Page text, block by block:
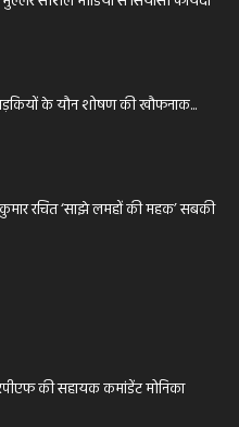
के यौन शोषण की खौफनाक...
रचित ‘साझे लमहों की महक’ सबकी
की सहायक कमांडेंट मोनिका